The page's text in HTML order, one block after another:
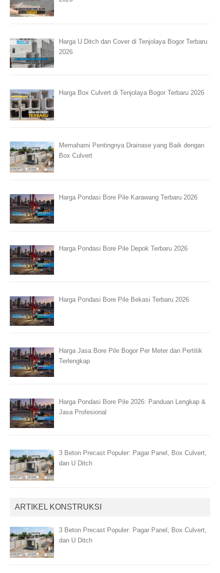
Harga U Ditch dan Cover di Tenjolaya Bogor Terbaru
2026
Harga Box Culvert di Tenjolaya Bogor Terbaru 2026
Memahami Pentingnya Drainase yang Baik dengan
Box Culvert
Harga Pondasi Bore Pile Karawang Terbaru 2026
Harga Pondasi Bore Pile Depok Terbaru 2026
Harga Pondasi Bore Pile Bekasi Terbaru 2026
Harga Jasa Bore Pile Bogor Per Meter dan Pertitik
Terlengkap
Harga Pondasi Bore Pile 2026: Panduan Lengkap &
Jasa Profesional
3 Beton Precast Populer: Pagar Panel, Box Culvert,
dan U Ditch
ARTIKEL KONSTRUKSI
3 Beton Precast Populer: Pagar Panel, Box Culvert,
dan U Ditch